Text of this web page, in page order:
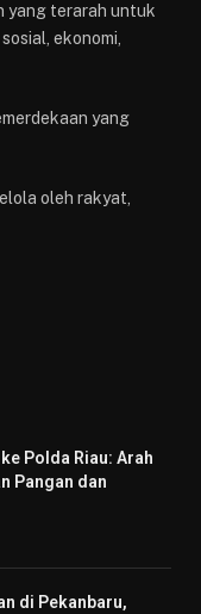
yang terarah untuk
ekonomi,
yang
oleh rakyat,
Polda Riau: Arah
Pangan dan
di Pekanbaru,